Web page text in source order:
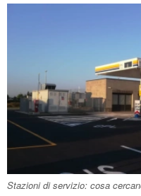
Stazioni di servizio: cosa